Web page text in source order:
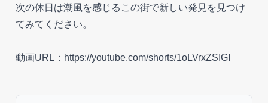
次の休日は潮風を感じるこの街で新しい発見を見つけ
てみてください。
動画URL：https://youtube.com/shorts/1oLVrxZSIGI